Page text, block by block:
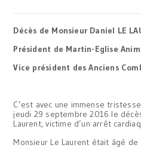
Décès de Monsieur Daniel LE
Président de Martin-Eglise
Vice président des Anciens
C’est avec une immense
jeudi 29 septembre 2016 le
Laurent, victime d’un arrêt
Monsieur Le Laurent était âgé de